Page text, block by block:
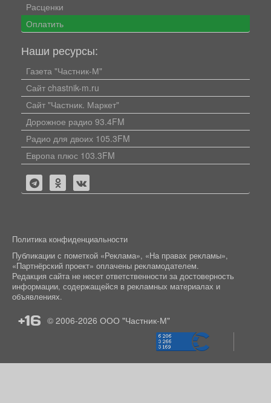
Расценки
Оплатить
Наши ресурсы:
Газета "Частник-М"
Сайт chastnik-m.ru
Сайт "Частник. Маркет"
Дорожное радио 93.4FM
Радио для двоих 105.3FM
Европа плюс 103.3FM
Политика конфиденциальности
Публикации с пометкой «Реклама», «На правах рекламы»,
«Партнёрский проект» оплачены рекламодателем.
Редакция сайта не несет ответственности за достоверность
информации, содержащейся в рекламных материалах и
объявлениях.
+16 © 2006-2026 ООО "Частник-М"